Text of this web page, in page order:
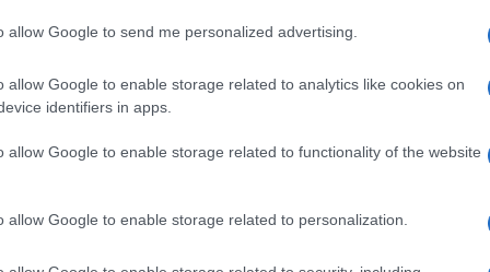
allow Google to send me personalized advertising.
allow Google to enable storage related to analytics like cookies on
identifiers in apps.
allow Google to enable storage related to functionality of the website
allow Google to enable storage related to personalization.
cliccandoqui
nella sezioneLogindal menù del sito o